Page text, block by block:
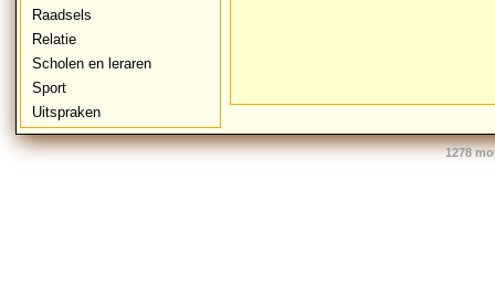
Raadsels
Relatie
Scholen en leraren
Sport
Uitspraken
1278